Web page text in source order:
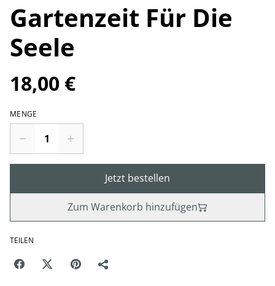
Gartenzeit Für Die
Seele
18,00 €
MENGE
Jetzt bestellen
Zum Warenkorb hinzufügen
TEILEN